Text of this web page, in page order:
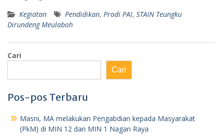
Kegiatan Pendidikan, Prodi PAI, STAIN Teungku
Dirundeng Meulaboh
Cari
Cari
Pos-pos Terbaru
Masni, MA melakukan Pengabdian kepada Masyarakat
(PkM) di MIN 12 dan MIN 1 Nagan Raya